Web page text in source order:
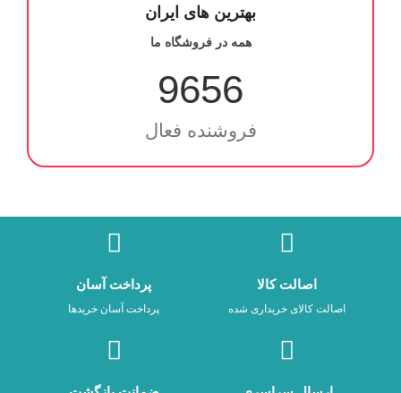
بهترین های ایران
همه در فروشگاه ما
9656
فروشنده فعال
اصالت کالا
اصالت کالای خریداری شده
پرداخت آسان
پرداخت آسان خریدها